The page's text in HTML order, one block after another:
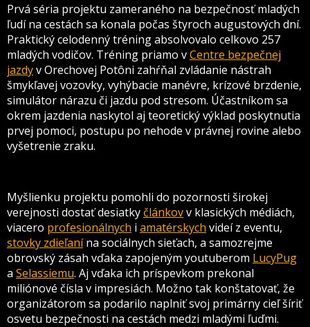
Prvá séria projektu zameraného na bezpečnosť mladých
ľudí na cestách sa konala počas štyroch augustových dní.
Praktický celodenný tréning absolvovalo celkovo 257
mladých vodičov. Tréning priamo vCentre bezpečnej
jazdyv Orechovej Potôni zahŕňal zvládanie nástrah
šmykľavej vozovky, vyhýbacie manévre, krízové brzdenie,
simulátor nárazu či jazdu pod stresom. Účastníkom sa
okrem jazdenia naskytol aj teoretický výklad poskytnutia
prvej pomoci, postupu po nehode v právnej rovine alebo
vyšetrenie zraku.
Myšlienku projektu pomohli do pozornosti širokej
verejnosti dostať desiatky článkovv klasických médiách,
viacero profesionálnych i amatérskych videí z eventu,
stovky zdieľanína sociálnych sieťach, a samozrejme
obrovský zásah vďaka zapojeným youtuberom LucyPug
a Selassiemu. Aj vďaka ich príspevkom prekonal
miliónové čísla v impresiách. Možno tak konštatovať, že
organizátorom sa podarilo naplniť svoj primárny cieľ šíriť
osvetu bezpečnosti na cestách medzi mladými ľuďmi.